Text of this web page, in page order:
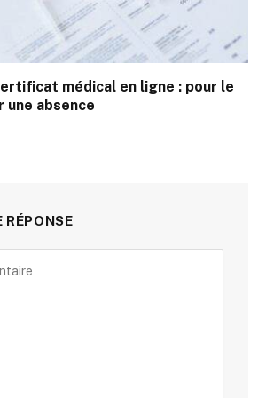
médical en ligne : pour le
absence
RÉPONSE